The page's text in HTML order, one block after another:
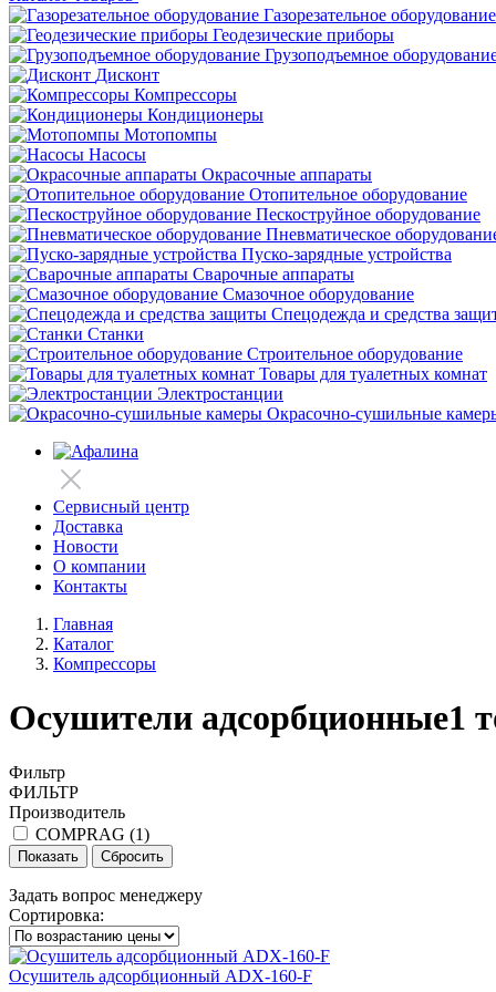
Газорезательное оборудование
Геодезические приборы
Грузоподъемное
Дисконт
Компрессоры
Кондиционеры
Мотопомпы
Насосы
Окрасочные аппараты
Отопительное оборудование
Пескоструйное оборудование
Пневматическое
Пуско-зарядные устройства
Сварочные аппараты
Смазочное оборудование
Спецодежда и средства
Станки
Строительное оборудование
Товары для туалетных комнат
Электростанции
Окрасочно-сушильные
Сервисный центр
Доставка
Новости
О компании
Контакты
Главная
Каталог
Компрессоры
Осушители адсорбционные1
Фильтр
ФИЛЬТР
Производитель
COMPRAG (1)
Задать вопрос менеджеру
Сортировка:
Осушитель адсорбционный ADX-160-F